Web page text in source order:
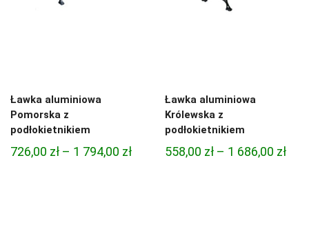
Ławka aluminiowa
Pomorska z
podłokietnikiem
726,00 zł – 1 794,00 złZakres
Ławka aluminiowa
Królewska z
podłokietnikiem
558,00 zł – 1 686,00 zł